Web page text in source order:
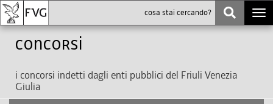
Concorsi
i concorsi indetti dagli enti pubblici del Friuli Venezia
Giulia